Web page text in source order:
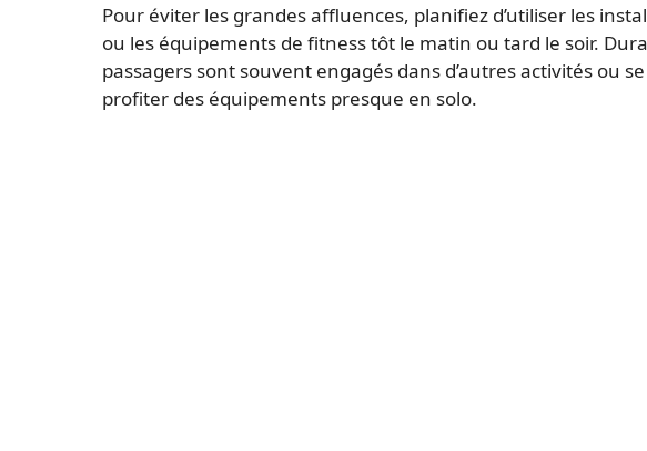
Pour éviter les grandes affluences, planifiez d’utiliser les
ou les équipements de fitness tôt le matin ou tard le soir.
passagers sont souvent engagés dans d’autres activités ou
profiter des équipements presque en solo.